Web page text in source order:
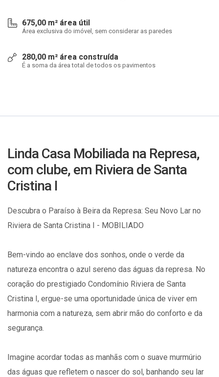
675,00 m² área útil
Área exclusiva do imóvel, sem considerar as paredes
280,00 m² área construída
É a soma da área total de todos os pavimentos
Linda Casa Mobiliada na Represa,
com clube, em Riviera de Santa
Cristina I
Descubra o Paraíso à Beira da Represa: Seu Novo Lar no
Riviera de Santa Cristina I - MOBILIADO
Bem-vindo ao enclave dos sonhos, onde o verde da
natureza encontra o azul sereno das águas da represa. No
coração do prestigiado Condomínio Riviera de Santa
Cristina I, ergue-se uma oportunidade única de viver em
harmonia com a natureza, sem abrir mão do conforto e da
segurança.
Imagine acordar todas as manhãs com o suave murmúrio
das águas que refletem o nascer do sol, banhando seu lar